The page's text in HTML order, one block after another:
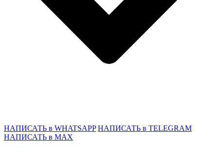
НАПИСАТЬ в WHATSAPP НАПИСАТЬ в TELEGRAM
НАПИСАТЬ в MAX